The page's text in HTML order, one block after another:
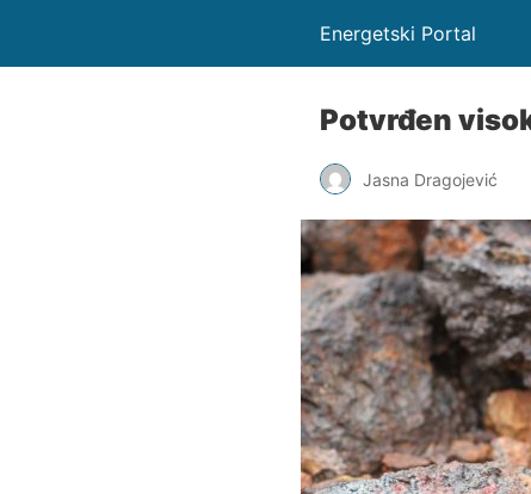
Energetski Portal
Potvrđen
Jasna Dragojević